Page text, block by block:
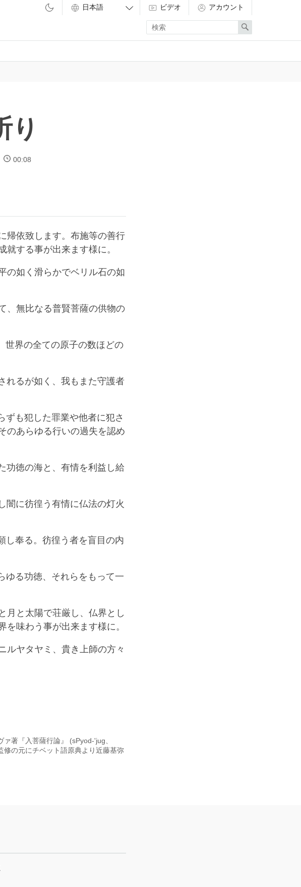
ビデオ アカウント
Enter
search
term
Search
り
00:08
帰依致します。布施等の善行
する事が出来ます様に。
の如く滑らかでベリル石の如
、無比なる普賢菩薩の供物の
世界の全ての原子の数ほどの
れるが如く、我もまた守護者
も犯した罪業や他者に犯さ
のあらゆる行いの過失を認め
功徳の海と、有情を利益し給
闇に彷徨う有情に仏法の灯火
し奉る。彷徨う者を盲目の内
ゆる功徳、それらをもって一
月と太陽で荘厳し、仏界とし
味わう事が出来ます様に。
ルヤタヤミ、貴き上師の方々
著『入菩薩行論』 (sPyod-'jug、
の元にチベット語原典より近藤基弥